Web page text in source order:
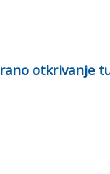
otkrivanje